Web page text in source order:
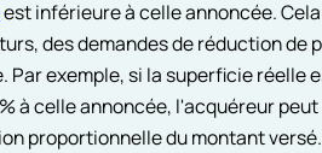
est inférieure à celle annoncée.
des demandes de réduction de
Par exemple, si la superficie réelle
à celle annoncée, l'acquéreur peut
proportionnelle du montant